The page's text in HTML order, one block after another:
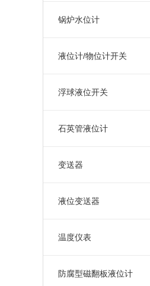
锅炉水位计
液位计/物位计开关
浮球液位开关
石英管液位计
变送器
液位变送器
温度仪表
防腐型磁翻板液位计